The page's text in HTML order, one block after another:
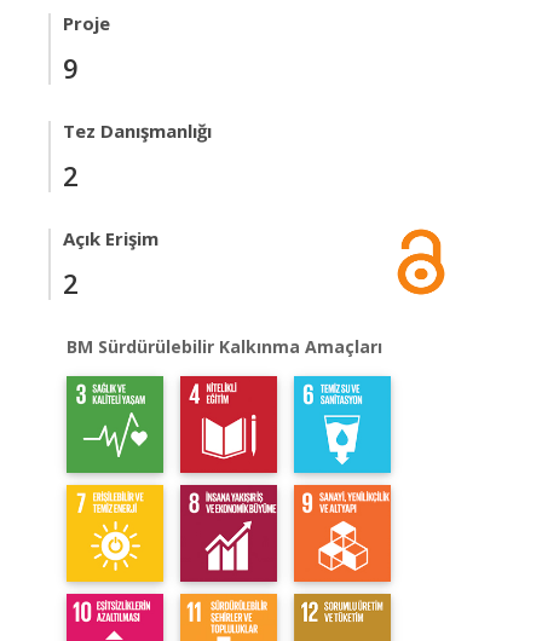
Proje
9
Tez Danışmanlığı
2
Açık Erişim
2
BM Sürdürülebilir Kalkınma Amaçları